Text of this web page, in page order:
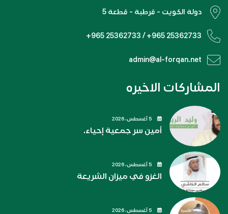
دولة الكويت - قرطبة - قطعة 5
+965 25362733 / +965 25362733
admin@al-forqan.net
المشاركات الاخيره
أمين سر جمعية إحياء.
الغزو في ميزان الشريعة